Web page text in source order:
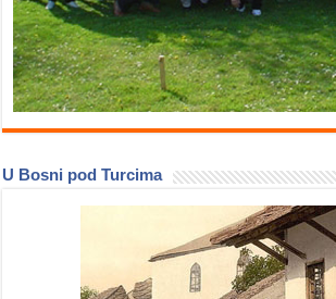
U Bosni pod Turcima